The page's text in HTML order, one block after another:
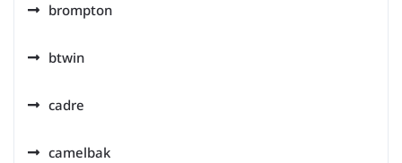
brompton
btwin
cadre
camelbak